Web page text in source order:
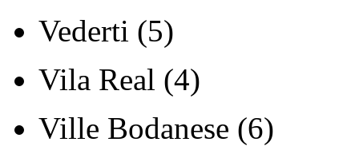
Vederti (5)
Vila Real (4)
Ville Bodanese (6)